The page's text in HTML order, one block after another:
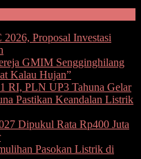
Proposal Investasi
GMIM Sengginghilang
Kalau Hujan”
RI, PLN UP3 Tahuna Gelar
Pastikan Keandalan Listrik
Dipukul Rata Rp400 Juta
Pasokan Listrik di